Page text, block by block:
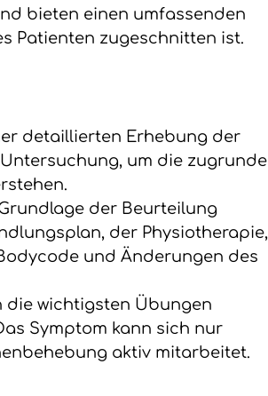
bieten einen umfassenden
Patienten zugeschnitten ist.
detaillierten Erhebung der
um die zugrunde
der Beurteilung
der Physiotherapie,
und Änderungen des
die wichtigsten Übungen
Symptom kann sich nur
aktiv mitarbeitet.